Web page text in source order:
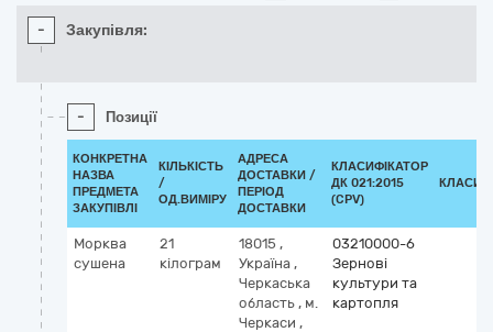
- Закупівля:
- Позиції
КОНКРЕТНА
НАЗВА
ПРЕДМЕТА
ЗАКУПІВЛІ
КІЛЬКІСТЬ
/
ОД.ВИМІРУ
АДРЕСА
ДОСТАВКИ /
ПЕРІОД
ДОСТАВКИ
КЛАСИФІКАТОР
ДК 021:2015
(CPV)
Морква
сушена
21
кілограм
18015 ,
Україна ,
Черкаська
область , м.
Черкаси ,
03210000-6
Зернові
культури та
картопля